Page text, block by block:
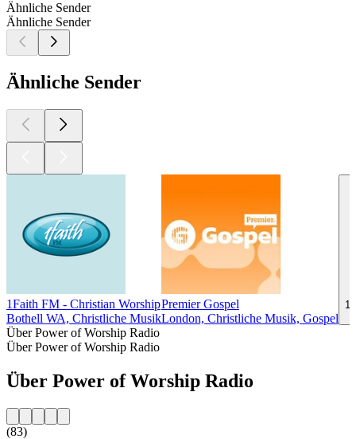
Ähnliche Sender
Ähnliche Sender
Ähnliche Sender
1Faith FM - Christian Worship
Bothell WA, Christliche Musik
Premier Gospel
London, Christliche Musik, Gospel
Über Power of Worship Radio
Über Power of Worship Radio
Über Power of Worship Radio
(83)